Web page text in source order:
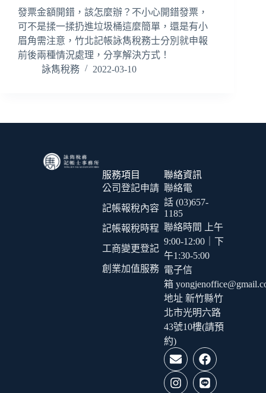
發票金額開錯，該怎麼辦？不小心開錯發票，
可不是揉一揉扔進垃圾桶這麼簡單，還是有小
眉角需注意，竹北記帳詠雋稅務士分別就申報
前後兩種情況處理，分享解決方式！
詠雋稅務
2022-03-10
服務項目
公司登記申請
記帳報稅內容
記帳報稅時程
工商變更登記
創業加值服務
聯絡資訊
聯絡電
話 (03)657-
1185
聯絡時間 上午
9:00-12:00｜下
午1:30-5:00
電子信
箱
地址 新竹縣竹
北市光明六路
43號10樓(請預
約)